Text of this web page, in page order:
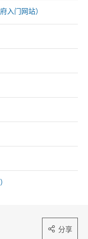
入门网站）
分享